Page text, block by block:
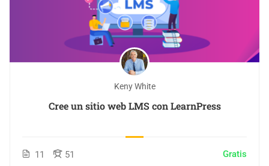
Keny White
Cree un sitio web LMS con LearnPress
11 51 Gratis